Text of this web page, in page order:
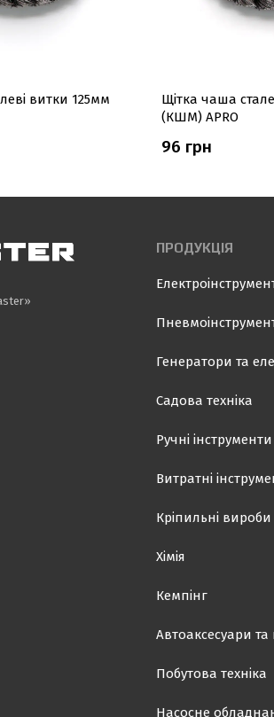
витки 125мм
Щітка чаша
(КШМ) APRO
96 грн
ПРОДУКЦІЯ
Генератори та
Садова техніка
Ручні інструменти
Витратні
Кріпильні вироби
Хімія
Кемпінг
Автоаксесуари
Побутова техніка
Насосне